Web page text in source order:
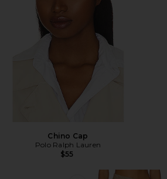
Chino Cap
Polo Ralph Lauren
$55